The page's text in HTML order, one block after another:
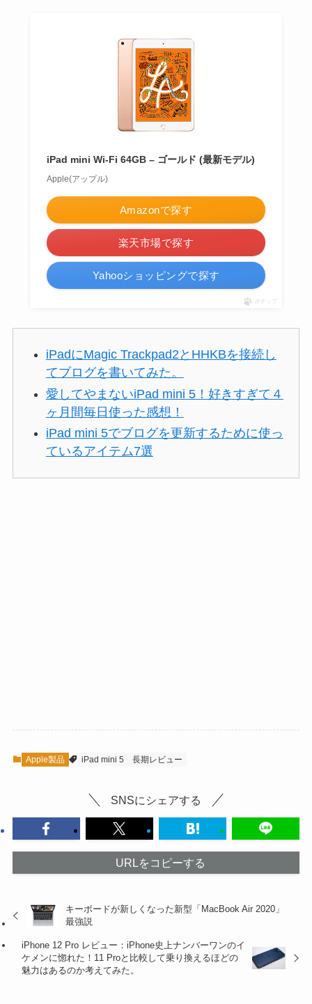
iPad mini Wi-Fi 64GB – ゴールド (最新モデル)
Apple(アップル)
Amazonで探す
楽天市場で探す
Yahooショッピングで探す
ポチップ
iPadにMagic Trackpad2とHHKBを接続し
てブログを書いてみた。
愛してやまないiPad mini 5！好きすぎて４
ヶ月間毎日使った感想！
iPad mini 5でブログを更新するために使っ
ているアイテム7選
Apple製品 iPad mini 5 長期レビュー
SNSにシェアする
URLをコピーする
キーボードが新しくなった新型「MacBook Air 2020」
最強説
iPhone 12 Pro レビュー：iPhone史上ナンバーワンのイ
ケメンに惚れた！11 Proと比較して乗り換えるほどの
魅力はあるのか考えてみた。